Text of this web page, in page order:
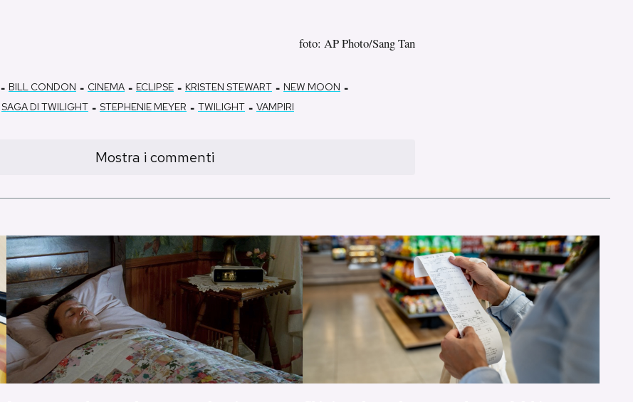
foto: AP Photo/Sang Tan
- BILL CONDON - CINEMA - ECLIPSE - KRISTEN STEWART - NEW MOON -
SAGA DI TWILIGHT - STEPHENIE MEYER - TWILIGHT - VAMPIRI
Mostra i commenti